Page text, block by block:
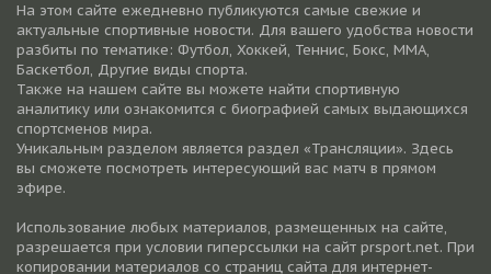
На этом сайте ежедневно публикуются самые свежие и
актуальные спортивные новости. Для вашего удобства новости
разбиты по тематике: Футбол, Хоккей, Теннис, Бокс, ММА,
Баскетбол, Другие виды спорта.
Также на нашем сайте вы можете найти спортивную
аналитику или ознакомится с биографией самых выдающихся
спортсменов мира.
Уникальным разделом является раздел «Трансляции». Здесь
вы сможете посмотреть интересующий вас матч в прямом
эфире.
Использование любых материалов, размещенных на сайте,
разрешается при условии гиперссылки на cайт prsport.net. При
копировании материалов со страниц сайта для интернет-